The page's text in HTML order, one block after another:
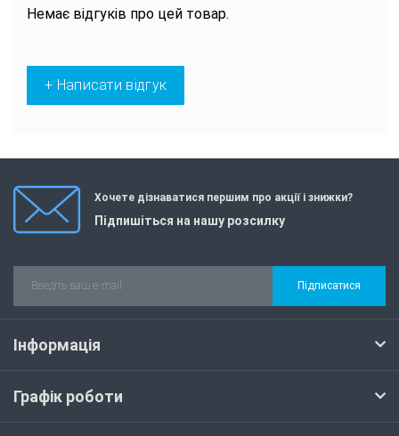
Немає відгуків про цей товар.
+ Написати відгук
Хочете дізнаватися першим про акції і знижки?
Підпишіться на нашу розсилку
Підписатися
Інформація
Графік роботи